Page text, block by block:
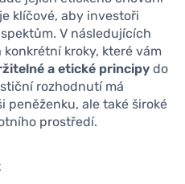
klíčové, aby investoři
V následujících
kroky, které vám
a etické principy do
rozhodnutí má
ale také široké
prostředí.